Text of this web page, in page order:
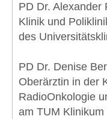
PD Dr. Alexander
Klinik und
des
PD Dr. Denise
Oberärztin in der
RadioOnkologie
am TUM Klinikum